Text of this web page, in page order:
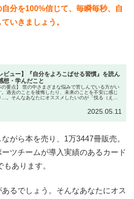
分を100%信じて、毎瞬毎秒、自
いきましょう。
ビュー】『自分をよろこばせる習慣』を読ん
想・学んだこと
の要点】 世の中さまざまな悩みで苦しんでいる方がい
。過去のことを後悔したり、未来のことを不安に感じ
…。そんなあなたにオススメしたいのが「悦る（えつ
2025.05.11
がら本を売り、1万3447冊販売。
ツチームが導入実績のあるカード
あります。
るでしょう。そんなあなたにオス